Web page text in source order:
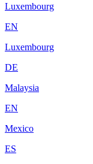
Luxembourg
EN
Luxembourg
DE
Malaysia
EN
Mexico
ES